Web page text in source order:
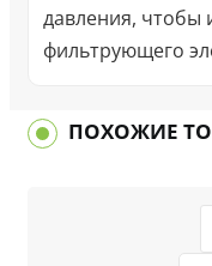
давления, чтобы
фильтрующего
ПОХОЖИЕ